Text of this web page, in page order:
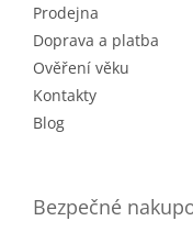
Prodejna
Doprava a platba
Ověření věku
Kontakty
Blog
Bezpečné